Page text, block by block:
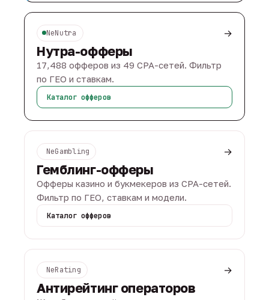
NeNutra →
Нутра-офферы
17,488 офферов из 49 CPA-сетей. Фильтр
по ГЕО и ставкам.
Каталог офферов
NeGambling →
Гемблинг-офферы
Офферы казино и букмекеров из CPA-сетей.
Фильтр по ГЕО, ставкам и модели.
Каталог офферов
NeRating →
Антирейтинг операторов